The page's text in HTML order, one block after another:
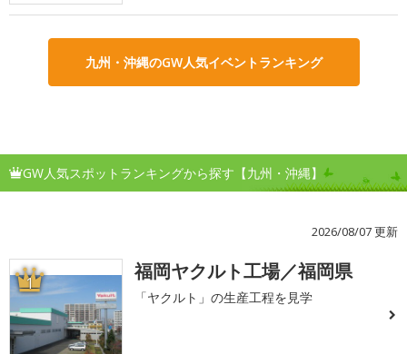
九州・沖縄のGW人気イベントランキング
GW人気スポットランキングから探す【九州・沖縄】
2026/08/07 更新
1 福岡ヤクルト工場／福岡県
「ヤクルト」の生産工程を見学